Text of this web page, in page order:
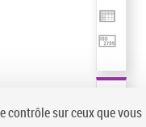
contrôle sur ceux que vous